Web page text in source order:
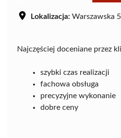
Lokalizacja: Warszawska
Najczęściej doceniane przez
szybki czas realizacji
fachowa obsługa
precyzyjne wykonanie
dobre ceny